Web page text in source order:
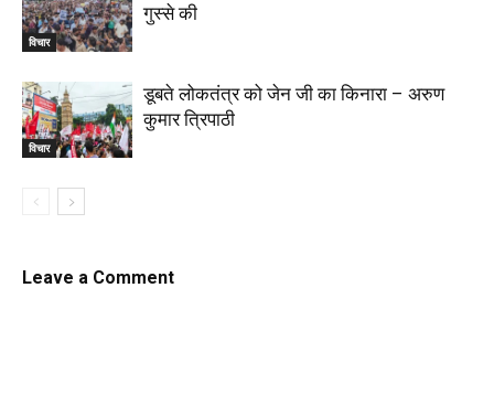
विचार
गुस्से की
विचार
डूबते लोकतंत्र को जेन जी का किनारा – अरुण
कुमार त्रिपाठी
Leave a Comment